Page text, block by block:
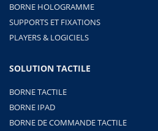
BORNE HOLOGRAMME
SUPPORTS ET FIXATIONS
PLAYERS & LOGICIELS
SOLUTION TACTILE
BORNE TACTILE
BORNE IPAD
BORNE DE COMMANDE TACTILE